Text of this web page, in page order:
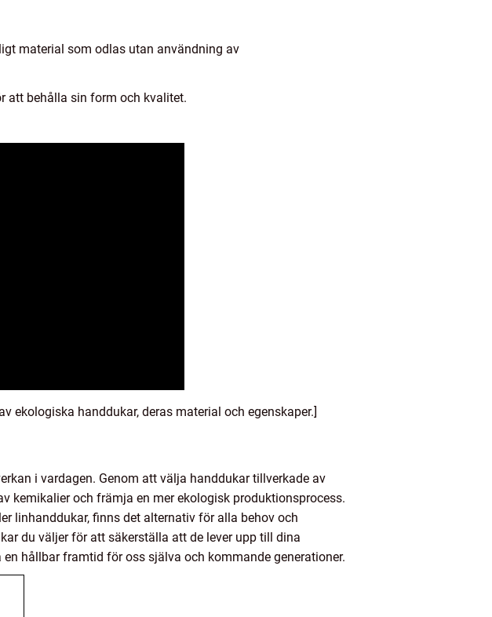
material som odlas utan användning av
att behålla sin form och kvalitet.
ekologiska handdukar, deras material och egenskaper.]
i vardagen. Genom att välja handdukar tillverkade av
kemikalier och främja en mer ekologisk produktionsprocess.
linhanddukar, finns det alternativ för alla behov och
du väljer för att säkerställa att de lever upp till dina
hållbar framtid för oss själva och kommande generationer.